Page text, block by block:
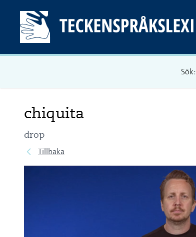
Sök:
chiquita
drop
Tillbaka